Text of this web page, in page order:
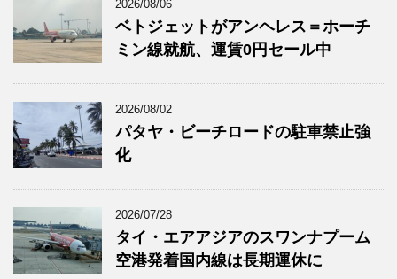
2026/08/06
ベトジェットがアンヘレス＝ホーチ
ミン線就航、運賃0円セール中
2026/08/02
パタヤ・ビーチロードの駐車禁止強
化
2026/07/28
タイ・エアアジアのスワンナプーム
空港発着国内線は長期運休に